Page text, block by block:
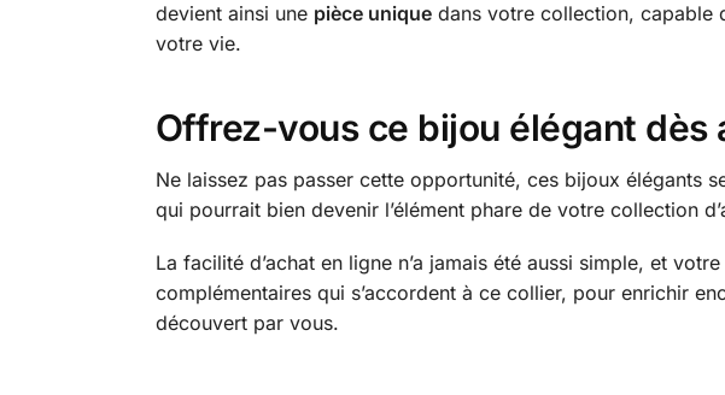
devient ainsi une pièce uniquedans votre collection, capable
votre vie.
Offrez-vous ce bijou élégant dès
Ne laissez pas passer cette opportunité, ces bijoux élégants
qui pourrait bien devenir l’élément phare de votre collection
La facilité d’achat en ligne n’a jamais été aussi simple, et
complémentaires qui s’accordent à ce collier, pour enrichir
découvert par vous.